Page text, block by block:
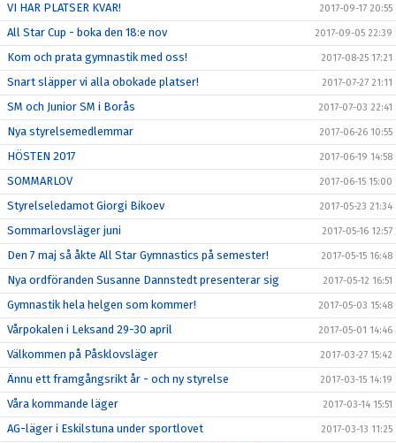
VI HAR PLATSER KVAR! 2017-09-17 20:55
All Star Cup - boka den 18:e nov 2017-09-05 22:39
Kom och prata gymnastik med oss! 2017-08-25 17:21
Snart släpper vi alla obokade platser! 2017-07-27 21:11
SM och Junior SM i Borås 2017-07-03 22:41
Nya styrelsemedlemmar 2017-06-26 10:55
HÖSTEN 2017 2017-06-19 14:58
SOMMARLOV 2017-06-15 15:00
Styrelseledamot Giorgi Bikoev 2017-05-23 21:34
Sommarlovsläger juni 2017-05-16 12:57
Den 7 maj så åkte All Star Gymnastics på semester! 2017-05-15 16:48
Nya ordföranden Susanne Dannstedt presenterar sig 2017-05-12 16:51
Gymnastik hela helgen som kommer! 2017-05-03 15:48
Vårpokalen i Leksand 29-30 april 2017-05-01 14:46
Välkommen på Påsklovsläger 2017-03-27 15:42
Ännu ett framgångsrikt år - och ny styrelse 2017-03-15 14:19
Våra kommande läger 2017-03-14 15:51
AG-läger i Eskilstuna under sportlovet 2017-03-13 11:25